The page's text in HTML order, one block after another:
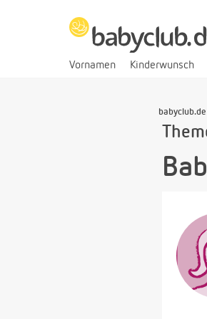
Vornamen Kinderwunsch
babyclub.de